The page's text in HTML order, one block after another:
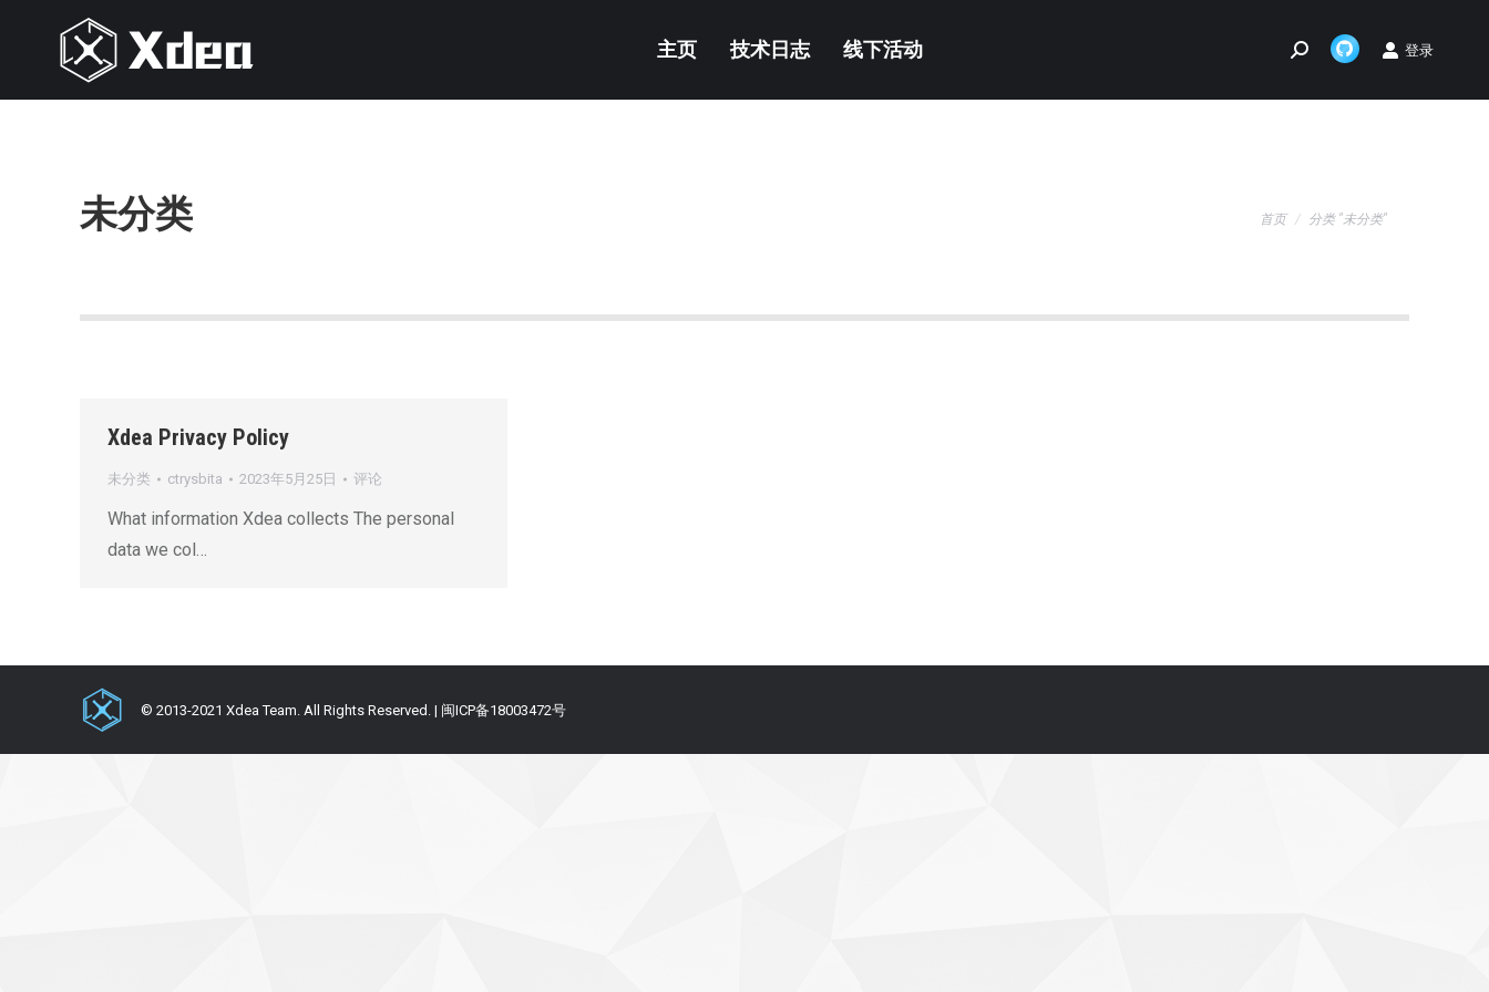
主页 技术日志 线下活动 Search:Github
登录
未分类 首页 分类 "未分类"
Xdea Privacy Policy
未分类 ctrysbita 2023年5月25日 评论
What information Xdea collects The personal
data we col…
© 2013-2021 Xdea Team. All Rights Reserved. | 闽ICP备18003472号